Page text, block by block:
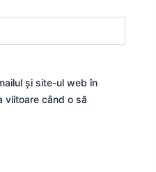
și site-ul web în
viitoare când o să